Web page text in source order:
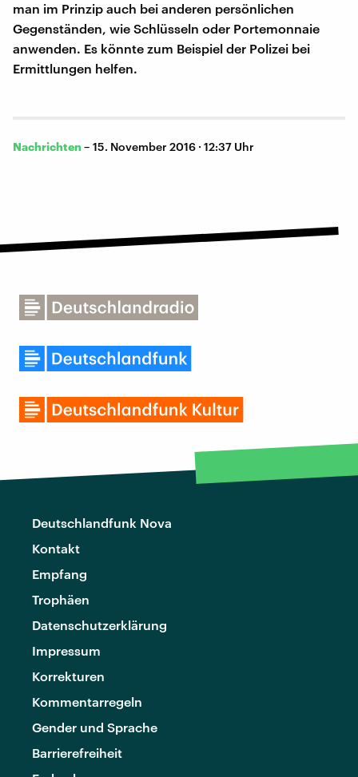
man im Prinzip auch bei anderen persönlichen
Gegenständen, wie Schlüsseln oder Portemonnaie
anwenden. Es könnte zum Beispiel der Polizei bei
Ermittlungen helfen.
Nachrichten – 15. November 2016 · 12:37 Uhr
Deutschlandfunk Nova
Kontakt
Empfang
Trophäen
Datenschutzerklärung
Impressum
Korrekturen
Kommentarregeln
Gender und Sprache
Barrierefreiheit